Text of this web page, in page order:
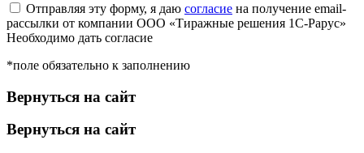
Отправляя эту форму, я даю согласие на получение email-
рассылки от компании ООО «Тиражные решения 1С-Рарус»
Необходимо дать согласие
*поле обязательно к заполнению
Вернуться на сайт
Вернуться на сайт